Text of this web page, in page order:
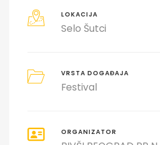
LOKACIJA
Selo Šutci
VRSTA DOGAĐAJA
Festival
ORGANIZATOR